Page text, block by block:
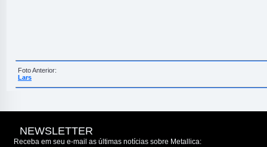
Foto Anterior:
Lars
NEWSLETTER
Receba em seu e-mail as últimas notícias sobre Metallica: